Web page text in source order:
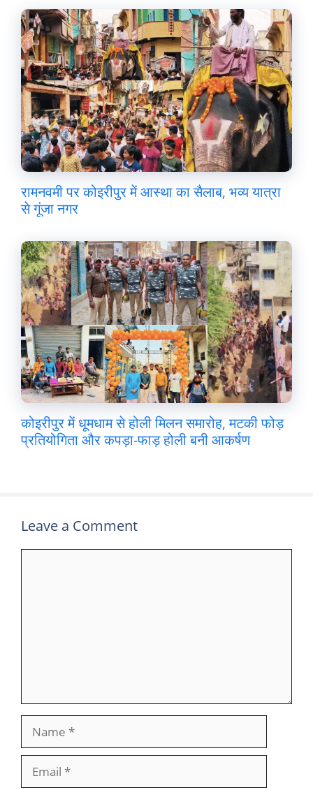
रामनवमी पर कोइरीपुर में आस्था का सैलाब, भव्य यात्रा
से गूंजा नगर
कोइरीपुर में धूमधाम से होली मिलन समारोह, मटकी फोड़
प्रतियोगिता और कपड़ा-फाड़ होली बनी आकर्षण
Leave a Comment